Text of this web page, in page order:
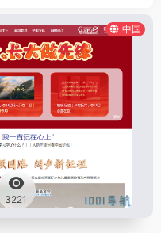
中国
3221